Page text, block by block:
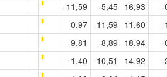
-11,59 -5,45 16,93
-
0,97 -11,59 11,60
-
-9,81 -8,89 18,94
-
-1,40 -10,51 14,92
-